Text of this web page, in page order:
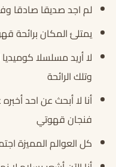
لم اجد صديقا صادقا
يمتلئ المكان برائحة
لا أريد مسلسلا
وتلك الرائحة
أنا لا أبحث عن احد
فنجان قهوتي
كل العوالم المميزة